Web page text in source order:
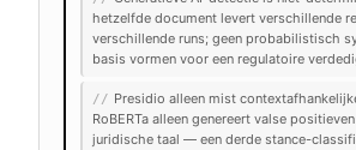
hetzelfde document levert verschillende
verschillende runs; geen probabilistisch
basis vormen voor een regulatoire
// Presidio alleen mist
RoBERTa alleen genereert valse
juridische taal — een derde stance-